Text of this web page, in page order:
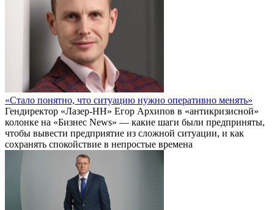
«Стало понятно, что ситуацию нужно оперативно менять»
Гендиректор «Лазер-НН» Егор Архипов в «антикризисной»
колонке на «Бизнес News» — какие шаги были предприняты,
чтобы вывести предприятие из сложной ситуации, и как
сохранять спокойствие в непростые времена